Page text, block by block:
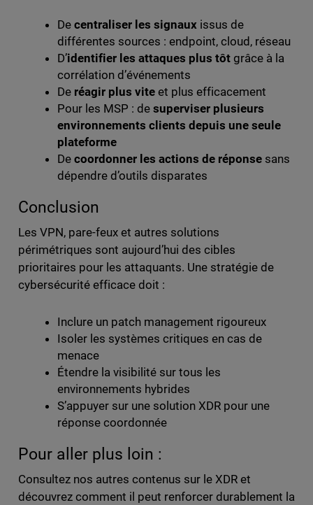
De centraliser les signauxissus de
différentes sources : endpoint, cloud, réseau
D’identifier les attaques plus tôt grâce à la
corrélation d’événements
De réagir plus viteet plus efficacement
Pour les MSP : de superviser plusieurs
environnements clients depuis une seule
plateforme
De coordonner les actions de réponse sans
dépendre d’outils disparates
Conclusion
Les VPN, pare-feux et autres solutions
périmétriques sont aujourd’hui des cibles
prioritaires pour les attaquants. Une stratégie de
cybersécurité efficace doit :
Inclure un patch management rigoureux
Isoler les systèmes critiques en cas de
menace
Étendre la visibilité sur tous les
environnements hybrides
S’appuyer sur une solution XDR pour une
réponse coordonnée
Pour aller plus loin :
Consultez nos autres contenus sur le XDR et
découvrez comment il peut renforcer durablement la